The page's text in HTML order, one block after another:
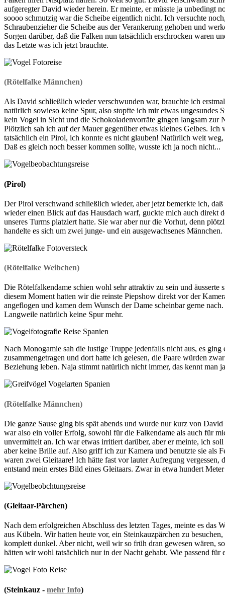
aufgeregter David wieder herein. Er meinte, er müsste ja unbedingt
soooo schmutzig war die Scheibe eigentlich nicht. Ich versuchte
Schraubenzieher die Scheibe aus der Verankerung gehoben und
Sorgen darüber, daß die Falken nun tatsächlich erschrocken waren
das Letzte was ich jetzt brauchte.
(Rötelfalke Männchen)
Als David schließlich wieder verschwunden war, brauchte ich
natürlich sowieso keine Spur, also stopfte ich mir etwas
kein Vogel in Sicht und die Schokoladenvorräte gingen langsam zur
Plötzlich sah ich auf der Mauer gegenüber etwas kleines Gelbes.
tatsächlich ein Pirol, ich konnte es nicht glauben! Natürlich weit
Daß es gleich noch besser kommen sollte, wusste ich ja noch nicht...
(Pirol)
Der Pirol verschwand schließlich wieder, aber jetzt bemerkte ich,
wieder einen Blick auf das Hausdach warf, guckte mich auch direkt
unseres Turms platziert hatte. Sie war aber nur die Vorhut, denn
handelte es sich um zwei junge- und ein ausgewachsenes Männchen.
(Rötelfalke Weibchen)
Die Rötelfalkendame schien wohl sehr attraktiv zu sein und
diesem Moment hatten wir die reinste Piepshow direkt vor der
angeflogen und kamen dem Wunsch der Dame scheinbar gerne
Langweile natürlich keine Spur mehr.
Nach Monogamie sah die lustige Truppe jedenfalls nicht aus, es
zusammengetragen und dort hatte ich gelesen, die Paare würden
Beziehung leben. Naja stimmt natürlich nicht immer, das kennt man
(Rötelfalke Männchen)
Die ganze Sause ging bis spät abends und wurde nur kurz von
war also ein voller Erfolg, sowohl für die Falkendame als auch für
unvermittelt an. Ich war etwas irritiert darüber, aber er meinte, ich
aber keine Brille auf. Also griff ich zur Kamera und benutzte sie als
waren zwei Gleitaare! Ich hätte fast vor lauter Aufregung vergessen,
entstand mein erstes Bild eines Gleitaars. Zwar in etwa hundert
(Gleitaar-Pärchen)
Nach dem erfolgreichen Abschluss des letzten Tages, meinte es das
aus Kübeln. Wir hatten heute vor, ein Steinkauzpärchen zu
komplett dunkel. Aber nicht, weil wir so früh dran gewesen wären,
hätten wir wohl tatsächlich nur in der Nacht gehabt. Wie passend für
(Steinkauz - mehr Info)